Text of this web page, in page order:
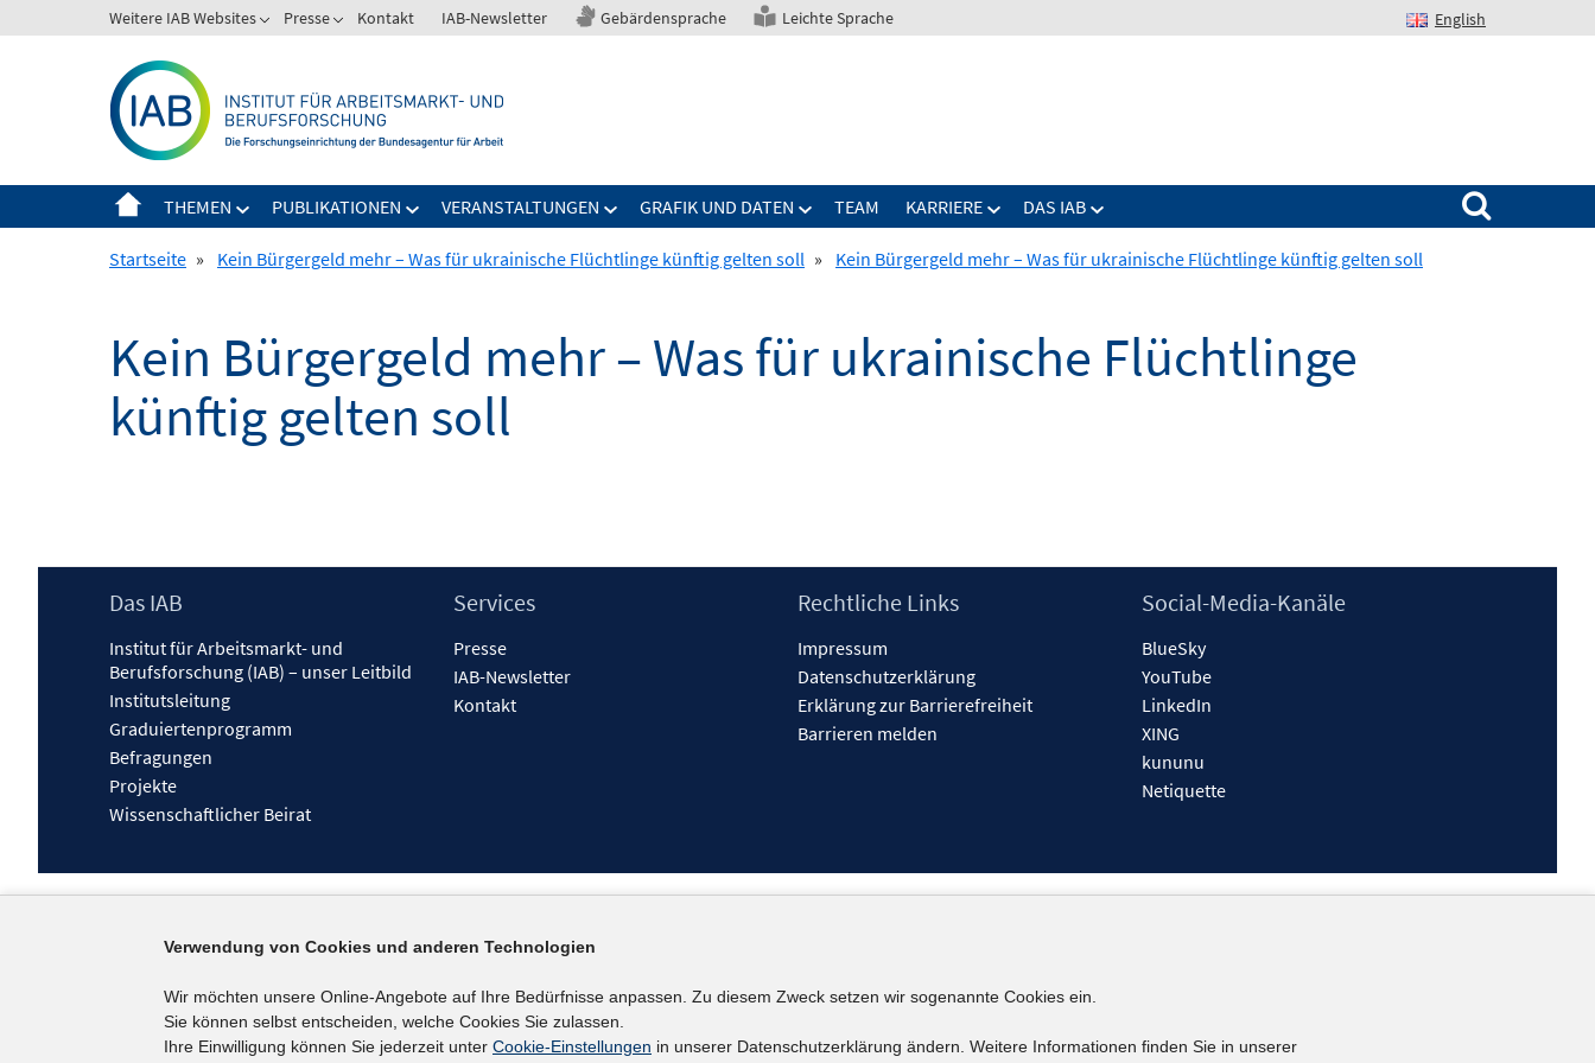
zum
Weitere IAB Websites Presse Kontakt IAB-Newsletter Gebärdensprache Leichte Sprache English
THEMEN PUBLIKATIONEN VERANSTALTUNGEN GRAFIK UND DATEN TEAM KARRIERE DAS IAB
Suchen nach:
Startseite » Kein Bürgergeld mehr – Was für ukrainische Flüchtlinge künftig gelten soll » Kein Bürgergeld mehr – Was für ukrainische Flüchtlinge künftig gelten soll
Kein Bürgergeld mehr – Was für ukrainische Flüchtlinge
künftig gelten soll
Footer
Das IAB
Institut für Arbeitsmarkt- und
Berufsforschung (IAB) – unser Leitbild
Institutsleitung
Graduiertenprogramm
Befragungen
Projekte
Wissenschaftlicher Beirat
Services
Presse
IAB-Newsletter
Kontakt
Rechtliche Links
Impressum
Datenschutzerklärung
Erklärung zur Barrierefreiheit
Barrieren melden
Social-Media-Kanäle
BlueSky
YouTube
LinkedIn
XING
kununu
Netiquette
Verwendung von Cookies und anderen Technologien
Wir möchten unsere Online-Angebote auf Ihre Bedürfnisse anpassen. Zu diesem Zweck setzen wir sogenannte Cookies ein.
Sie können selbst entscheiden, welche Cookies Sie zulassen.
Ihre Einwilligung können Sie jederzeit unter Cookie-Einstellungen in unserer Datenschutzerklärung ändern. Weitere Informationen finden Sie in unserer